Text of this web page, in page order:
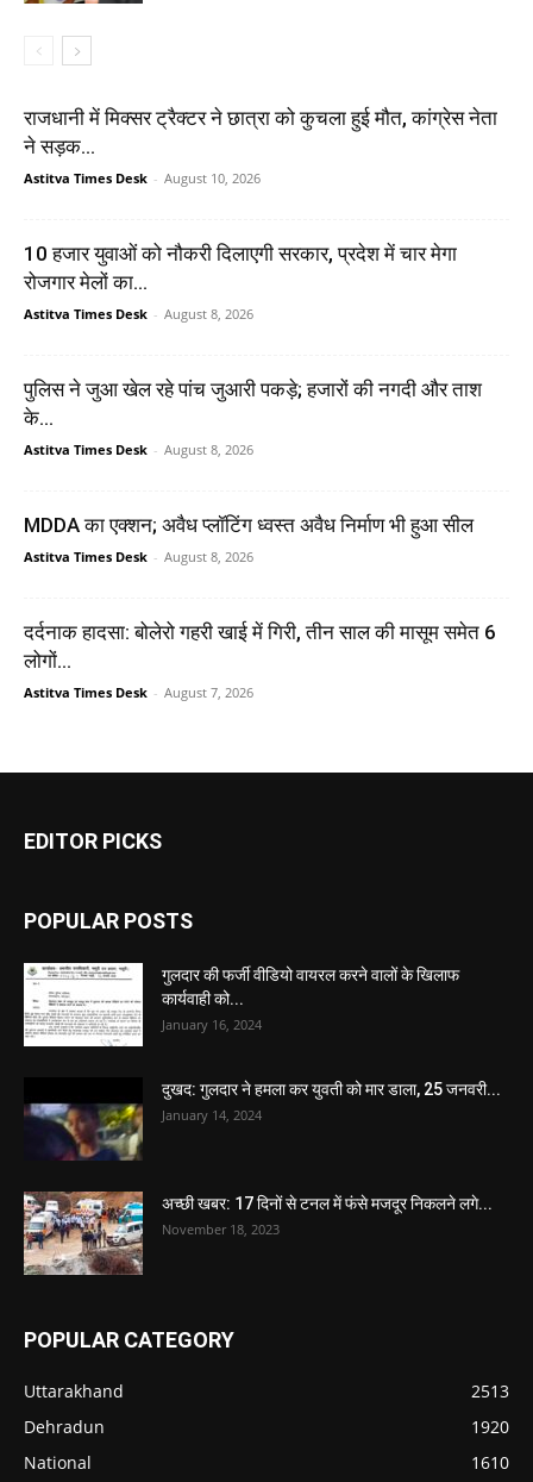
राजधानी में मिक्सर ट्रैक्टर ने छात्रा को कुचला हुई मौत, कांग्रेस नेता
ने सड़क...
Astitva Times Desk - August 10, 2026
10 हजार युवाओं को नौकरी दिलाएगी सरकार, प्रदेश में चार मेगा
रोजगार मेलों का...
Astitva Times Desk - August 8, 2026
पुलिस ने जुआ खेल रहे पांच जुआरी पकड़े; हजारों की नगदी और ताश
के...
Astitva Times Desk - August 8, 2026
MDDA का एक्शन; अवैध प्लॉटिंग ध्वस्त अवैध निर्माण भी हुआ सील
Astitva Times Desk - August 8, 2026
दर्दनाक हादसा: बोलेरो गहरी खाई में गिरी, तीन साल की मासूम समेत 6
लोगों...
Astitva Times Desk - August 7, 2026
EDITOR PICKS
POPULAR POSTS
गुलदार की फर्जी वीडियो वायरल करने वालों के खिलाफ
कार्यवाही को...
January 16, 2024
दुखद: गुलदार ने हमला कर युवती को मार डाला, 25 जनवरी...
January 14, 2024
अच्छी खबर: 17 दिनों से टनल में फंसे मजदूर निकलने लगे...
November 18, 2023
POPULAR CATEGORY
Uttarakhand
2513
Dehradun
1920
National
1610